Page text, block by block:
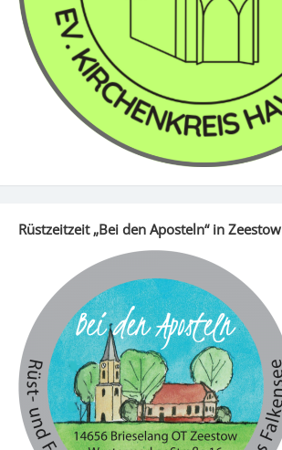
Rüstzeitzeit „Bei den Aposteln“ in Zeestow